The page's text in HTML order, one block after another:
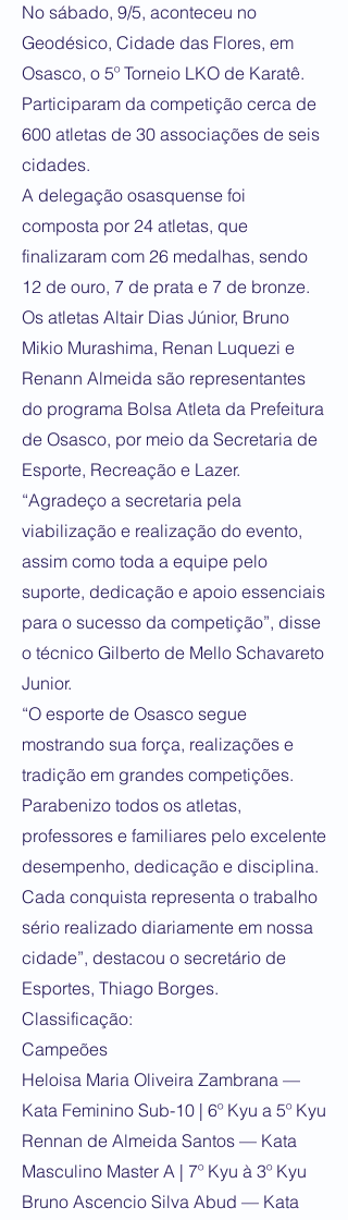
No sábado, 9/5, aconteceu no
Geodésico, Cidade das Flores, em
Osasco, o 5º Torneio LKO de Karatê.
Participaram da competição cerca de
600 atletas de 30 associações de seis
cidades.
A delegação osasquense foi
composta por 24 atletas, que
finalizaram com 26 medalhas, sendo
12 de ouro, 7 de prata e 7 de bronze.
Os atletas Altair Dias Júnior, Bruno
Mikio Murashima, Renan Luquezi e
Renann Almeida são representantes
do programa Bolsa Atleta da Prefeitura
de Osasco, por meio da Secretaria de
Esporte, Recreação e Lazer.
“Agradeço a secretaria pela
viabilização e realização do evento,
assim como toda a equipe pelo
suporte, dedicação e apoio essenciais
para o sucesso da competição”, disse
o técnico Gilberto de Mello Schavareto
Junior.
“O esporte de Osasco segue
mostrando sua força, realizações e
tradição em grandes competições.
Parabenizo todos os atletas,
professores e familiares pelo excelente
desempenho, dedicação e disciplina.
Cada conquista representa o trabalho
sério realizado diariamente em nossa
cidade”, destacou o secretário de
Esportes, Thiago Borges.
Classificação:
Campeões
Heloisa Maria Oliveira Zambrana —
Kata Feminino Sub-10 | 6º Kyu a 5º Kyu
Rennan de Almeida Santos — Kata
Masculino Master A | 7º Kyu à 3º Kyu
Bruno Ascencio Silva Abud — Kata